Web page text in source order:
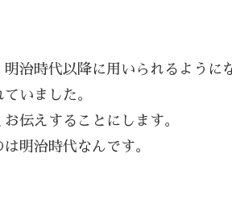
治時代以降に用いられるように
いました。
伝えすることにします。
明治時代なんです。